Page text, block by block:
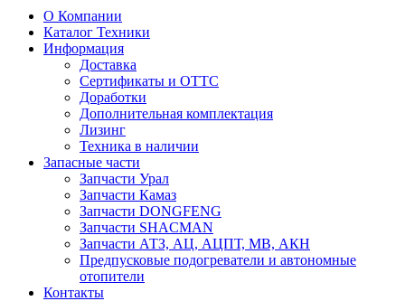
О Компании
Каталог Техники
Информация
Доставка
Сертификаты и ОТТС
Доработки
Дополнительная комплектация
Лизинг
Техника в наличии
Запасные части
Запчасти Урал
Запчасти Камаз
Запчасти DONGFENG
Запчасти SHACMAN
Запчасти АТЗ, АЦ, АЦПТ, МВ, АКН
Предпусковые подогреватели и автономные
отопители
Контакты